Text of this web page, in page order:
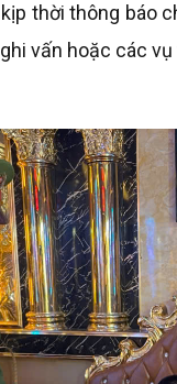
thời thông báo
vấn hoặc các